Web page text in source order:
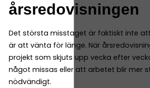
årsredovisningen
Det största misstaget är faktiskt inte
är att vänta för länge. När
projekt som skjuts upp vecka efter
något missas eller att arbetet blir mer
nödvändigt.